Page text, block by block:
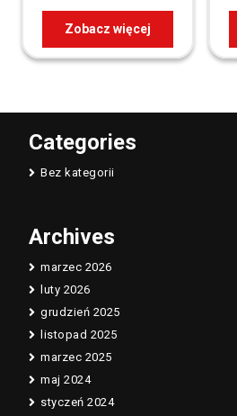
Zobacz więcej
Categories
Bez kategorii
Archives
marzec 2026
luty 2026
grudzień 2025
listopad 2025
marzec 2025
maj 2024
styczeń 2024